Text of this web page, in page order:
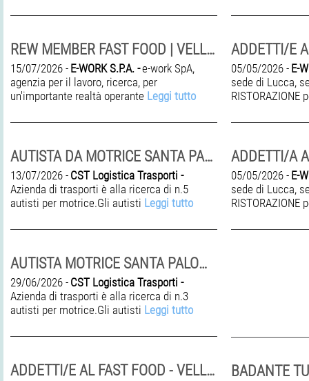
REW MEMBER FAST FOOD | VELLETRI (RM)
15/07/2026 - E-WORK S.P.A. -e-work SpA,
agenzia per il lavoro, ricerca, per
un'importante realtà operante Leggi tutto
AUTISTA DA MOTRICE SANTA PALOMBA
13/07/2026 - CST Logistica Trasporti -
Azienda di trasporti è alla ricerca di n.5
autisti per motrice.Gli autisti Leggi tutto
AUTISTA MOTRICE SANTA PALOMBA
29/06/2026 - CST Logistica Trasporti -
Azienda di trasporti è alla ricerca di n.3
autisti per motrice.Gli autisti Leggi tutto
ADDETTI/E AL FAST FOOD - VELLETRI
ADDETTI/E
05/05/2026 - E-
sede di Lucca,
RISTORAZIONE
ADDETTI/A
05/05/2026 - E-
sede di Lucca,
RISTORAZIONE
BADANTE